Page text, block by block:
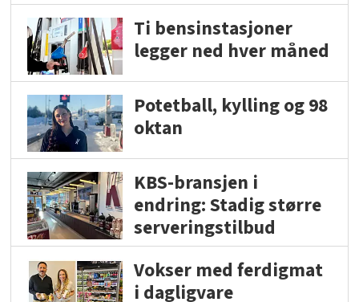
Ti bensinstasjoner
legger ned hver måned
Potetball, kylling og 98
oktan
KBS-bransjen i
endring: Stadig større
serveringstilbud
Vokser med ferdigmat
i dagligvare